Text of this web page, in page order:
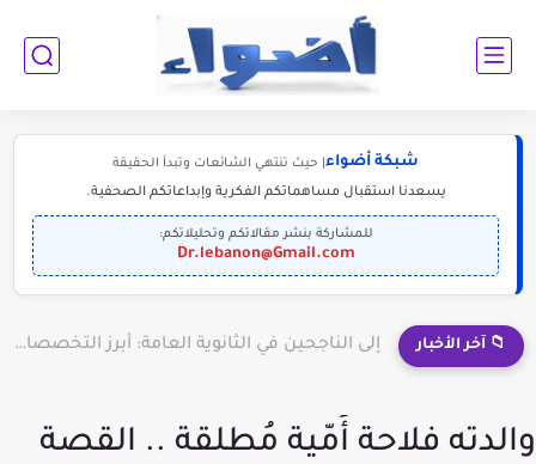
شبكة أضواء | حيث تنتهي الشائعات وتبدأ الحقيقة
يسعدنا استقبال مساهماتكم الفكرية وإبداعاتكم الصحفية.
للمشاركة بنشر مقالاتكم وتحليلاتكم:
Dr.lebanon@Gmail.com
📁 آخر الأخبار إلى الناجحين في الثانوية العامة: أبرز التخصصات المطلوبة للمستقبل (2030-2050)
والدته فلاحة أُمّية مُطلقة .. القصة